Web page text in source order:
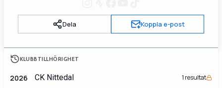
Dela Koppla e-post
KLUBBTILLHÖRIGHET
2026 CK Nittedal 1 resultat